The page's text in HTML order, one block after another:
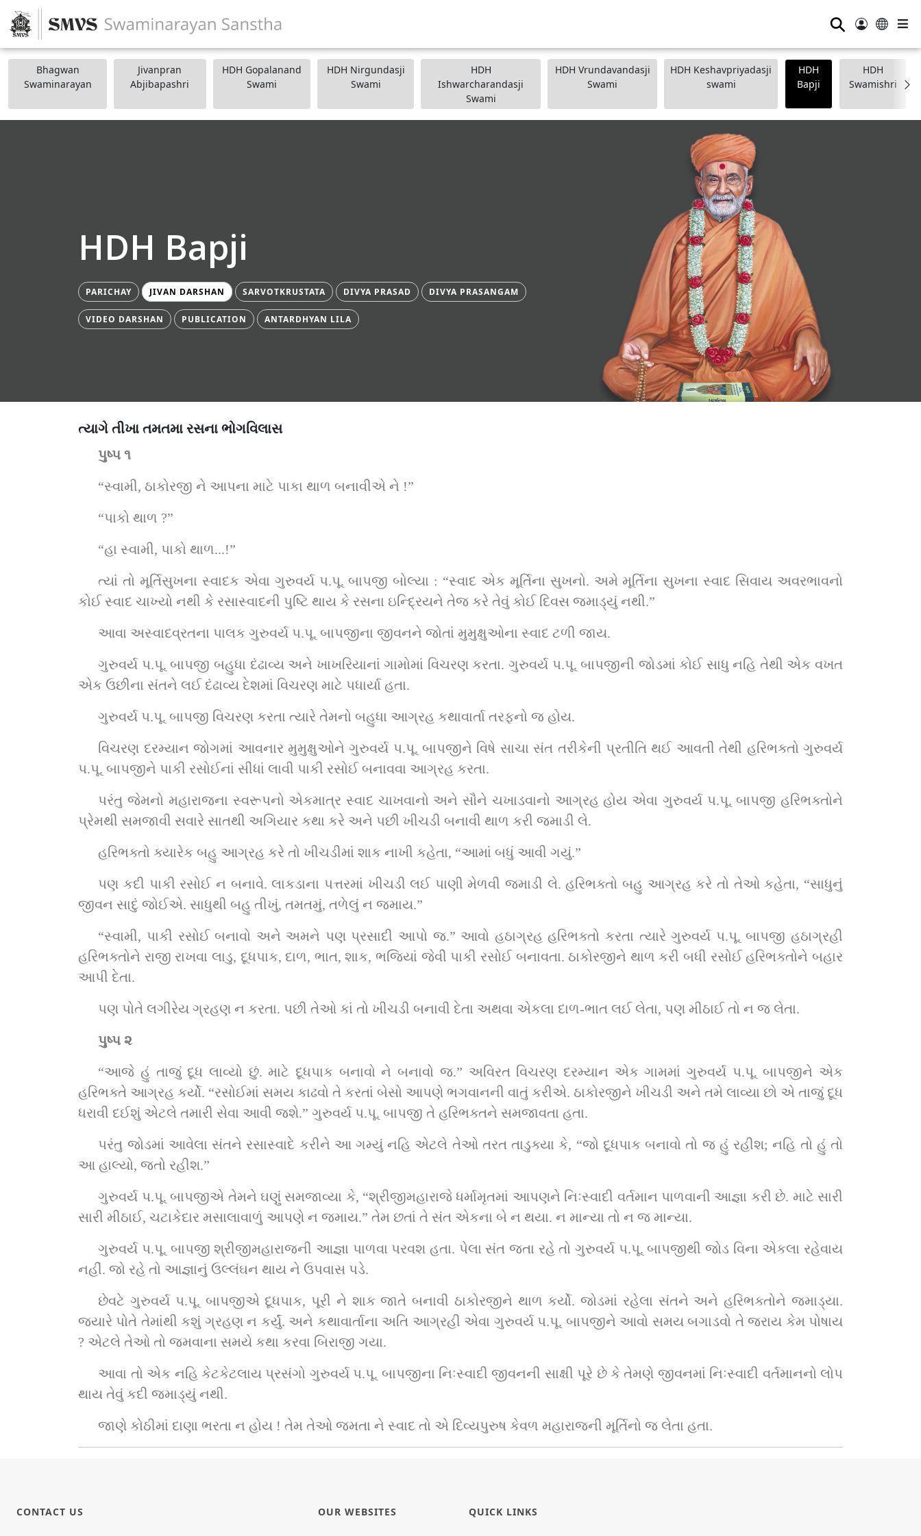
⚲
Bhagwan
Swaminarayan
Jivanpran
Abjibapashri
HDH Gopalanand
Swami
HDH Nirgundasji
Swami
HDH
Ishwarcharandasji
Swami
HDH Vrundavandasji
Swami
HDH Keshavpriyadasji
swami
HDH
Bapji
HDH
Swamishri
HDH Bapji
PARICHAY JIVAN DARSHAN SARVOTKRUSTATA DIVYA PRASAD DIVYA PRASANGAM
VIDEO DARSHAN PUBLICATION ANTARDHYAN LILA
ત્યાગે તીખા તમતમા રસના ભોગવિલાસ
પુષ્પ ૧
“સ્વામી, ઠાકોરજી ને આપના માટે પાકા થાળ બનાવીએ ને !”
“પાકો થાળ ?”
“હા સ્વામી, પાકો થાળ...!”
ત્યાં તો મૂર્તિસુખના સ્વાદક એવા ગુરુવર્ય પ.પૂ. બાપજી બોલ્યા : “સ્વાદ એક મૂર્તિના સુખનો. અમે મૂર્તિના સુખના સ્વાદ સિવાય અવરભાવનો
કોઈ સ્વાદ ચાખ્યો નથી કે રસાસ્વાદની પુષ્ટિ થાય કે રસના ઇન્દ્રિયને તેજ કરે તેવું કોઈ દિવસ જમાડ્યું નથી.”
આવા અસ્વાદવ્રતના પાલક ગુરુવર્ય પ.પૂ. બાપજીના જીવનને જોતાં મુમુક્ષુઓના સ્વાદ ટળી જાય.
ગુરુવર્ય પ.પૂ. બાપજી બહુધા દંઢાવ્ય અને ખાખરિયાનાં ગામોમાં વિચરણ કરતા. ગુરુવર્ય પ.પૂ. બાપજીની જોડમાં કોઈ સાધુ નહિ તેથી એક વખત
એક ઉછીના સંતને લઈ દંઢાવ્ય દેશમાં વિચરણ માટે પધાર્યા હતા.
ગુરુવર્ય પ.પૂ. બાપજી વિચરણ કરતા ત્યારે તેમનો બહુધા આગ્રહ કથાવાર્તા તરફનો જ હોય.
વિચરણ દરમ્યાન જોગમાં આવનાર મુમુક્ષુઓને ગુરુવર્ય પ.પૂ. બાપજીને વિષે સાચા સંત તરીકેની પ્રતીતિ થઈ આવતી તેથી હરિભક્તો ગુરુવર્ય
પ.પૂ. બાપજીને પાકી રસોઈનાં સીધાં લાવી પાકી રસોઈ બનાવવા આગ્રહ કરતા.
પરંતુ જેમનો મહારાજના સ્વરૂપનો એકમાત્ર સ્વાદ ચાખવાનો અને સૌને ચખાડવાનો આગ્રહ હોય એવા ગુરુવર્ય પ.પૂ. બાપજી હરિભક્તોને
પ્રેમથી સમજાવી સવારે સાતથી અગિયાર કથા કરે અને પછી ખીચડી બનાવી થાળ કરી જમાડી લે.
હરિભક્તો ક્યારેક બહુ આગ્રહ કરે તો ખીચડીમાં શાક નાખી કહેતા, “આમાં બધું આવી ગયું.”
પણ કદી પાકી રસોઈ ન બનાવે. લાકડાના પત્તરમાં ખીચડી લઈ પાણી મેળવી જમાડી લે. હરિભક્તો બહુ આગ્રહ કરે તો તેઓ કહેતા, “સાધુનું
જીવન સાદું જોઈએ. સાધુથી બહુ તીખું, તમતમું, તળેલું ન જમાય.”
“સ્વામી, પાકી રસોઈ બનાવો અને અમને પણ પ્રસાદી આપો જ.” આવો હઠાગ્રહ હરિભક્તો કરતા ત્યારે ગુરુવર્ય પ.પૂ. બાપજી હઠાગ્રહી
હરિભક્તોને રાજી રાખવા લાડુ, દૂધપાક, દાળ, ભાત, શાક, ભજિયાં જેવી પાકી રસોઈ બનાવતા. ઠાકોરજીને થાળ કરી બધી રસોઈ હરિભક્તોને બહાર
આપી દેતા.
પણ પોતે લગીરેય ગ્રહણ ન કરતા. પછી તેઓ કાં તો ખીચડી બનાવી દેતા અથવા એકલા દાળ-ભાત લઈ લેતા, પણ મીઠાઈ તો ન જ લેતા.
પુષ્પ ૨
“આજે હું તાજું દૂધ લાવ્યો છું. માટે દૂધપાક બનાવો ને બનાવો જ.” અવિરત વિચરણ દરમ્યાન એક ગામમાં ગુરુવર્ય પ.પૂ. બાપજીને એક
હરિભક્તે આગ્રહ કર્યો. “રસોઈમાં સમય કાઢવો તે કરતાં બેસો આપણે ભગવાનની વાતું કરીએ. ઠાકોરજીને ખીચડી અને તમે લાવ્યા છો એ તાજું દૂધ
ધરાવી દઈશું એટલે તમારી સેવા આવી જશે.” ગુરુવર્ય પ.પૂ. બાપજી તે હરિભક્તને સમજાવતા હતા.
પરંતુ જોડમાં આવેલા સંતને રસાસ્વાદે કરીને આ ગમ્યું નહિ એટલે તેઓ તરત તાડુક્યા કે, “જો દૂધપાક બનાવો તો જ હું રહીશ; નહિ તો હું તો
આ હાલ્યો, જતો રહીશ.”
ગુરુવર્ય પ.પૂ. બાપજીએ તેમને ઘણું સમજાવ્યા કે, “શ્રીજીમહારાજે ધર્મામૃતમાં આપણને નિઃસ્વાદી વર્તમાન પાળવાની આજ્ઞા કરી છે. માટે સારી
સારી મીઠાઈ, ચટાકેદાર મસાલાવાળું આપણે ન જમાય.” તેમ છતાં તે સંત એકના બે ન થયા. ન માન્યા તો ન જ માન્યા.
ગુરુવર્ય પ.પૂ. બાપજી શ્રીજીમહારાજની આજ્ઞા પાળવા પરવશ હતા. પેલા સંત જતા રહે તો ગુરુવર્ય પ.પૂ. બાપજીથી જોડ વિના એકલા રહેવાય
નહીં. જો રહે તો આજ્ઞાનું ઉલ્લંઘન થાય ને ઉપવાસ પડે.
છેવટે ગુરુવર્ય પ.પૂ. બાપજીએ દૂધપાક, પૂરી ને શાક જાતે બનાવી ઠાકોરજીને થાળ કર્યો. જોડમાં રહેલા સંતને અને હરિભક્તોને જમાડ્યા.
જ્યારે પોતે તેમાંથી કશું ગ્રહણ ન કર્યું. અને કથાવાર્તાના અતિ આગ્રહી એવા ગુરુવર્ય પ.પૂ. બાપજીને આવો સમય બગાડવો તે જરાય કેમ પોષાય
? એટલે તેઓ તો જમવાના સમયે કથા કરવા બિરાજી ગયા.
આવા તો એક નહિ કેટકેટલાય પ્રસંગો ગુરુવર્ય પ.પૂ. બાપજીના નિઃસ્વાદી જીવનની સાક્ષી પૂરે છે કે તેમણે જીવનમાં નિઃસ્વાદી વર્તમાનનો લોપ
થાય તેવું કદી જમાડ્યું નથી.
જાણે કોઠીમાં દાણા ભરતા ન હોય ! તેમ તેઓ જમતા ને સ્વાદ તો એ દિવ્યપુરુષ કેવળ મહારાજની મૂર્તિનો જ લેતા હતા.
CONTACT US OUR WEBSITES QUICK LINKS